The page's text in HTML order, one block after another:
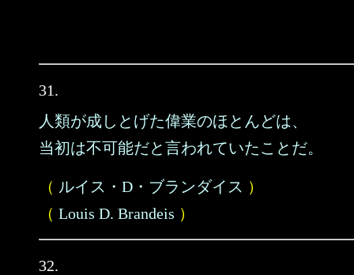
31.
人類が成しとげた偉業のほとんどは、
当初は不可能だと言われていたことだ。
（ ルイス・D・ブランダイス ）
（ Louis D. Brandeis ）
32.